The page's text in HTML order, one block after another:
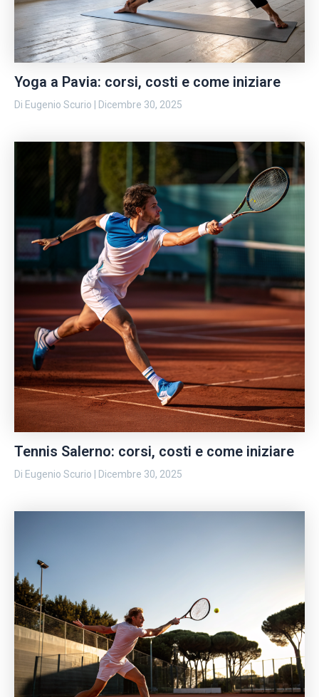
Yoga a Pavia: corsi, costi e come iniziare
Di Eugenio Scurio | Dicembre 30, 2025
Tennis Salerno: corsi, costi e come iniziare
Di Eugenio Scurio | Dicembre 30, 2025